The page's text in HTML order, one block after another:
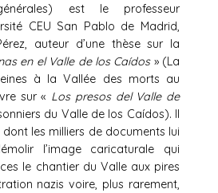
est le professeur
CEU San Pablo de Madrid,
auteur d’une thèse sur la
en el Valle de los Caídos» (La
à la Vallée des morts au
sur « Los presos del Valle de
du Valle de los Caídos). Il
les milliers de documents lui
l’image caricaturale qui
le chantier du Valle aux pires
nazis voire, plus rarement,